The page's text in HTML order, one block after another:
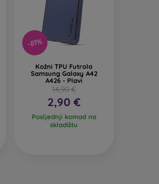
-81%
Kožni TPU Futrola
Samsung Galaxy A42
A426 - Plavi
14,90 €
2,90 €
Posljednji komad na
skladištu